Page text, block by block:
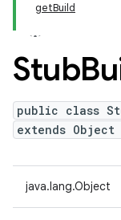
getBuild
Stub
public class
extends Object
java.lang.Object